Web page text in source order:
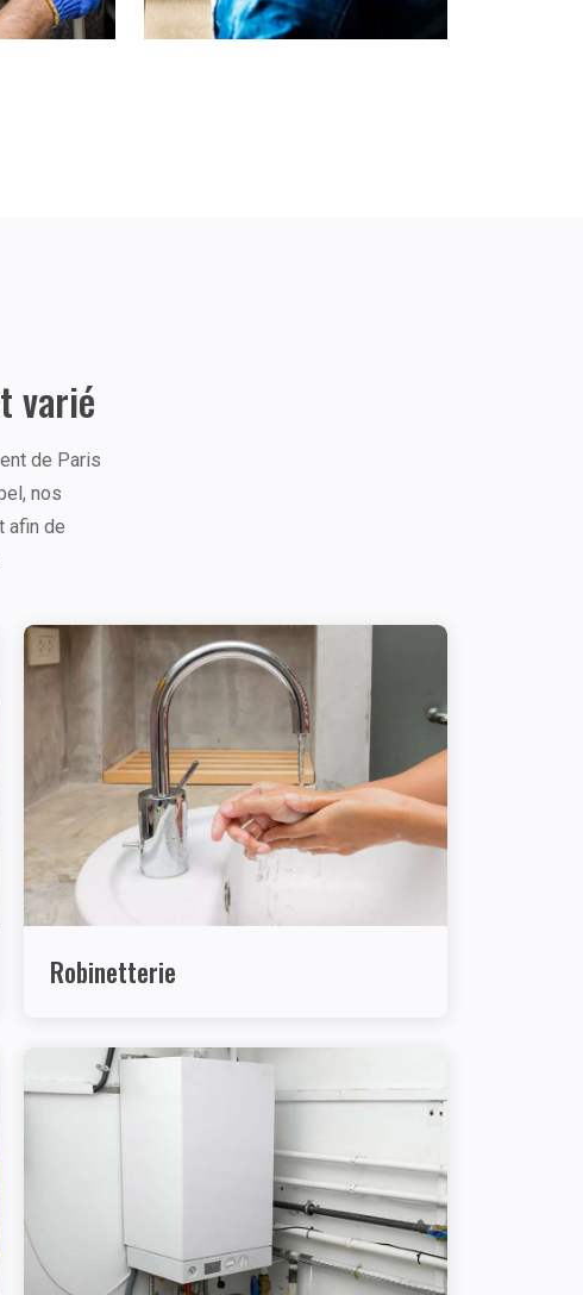
varié
de Paris
nos
afin de
Robinetterie